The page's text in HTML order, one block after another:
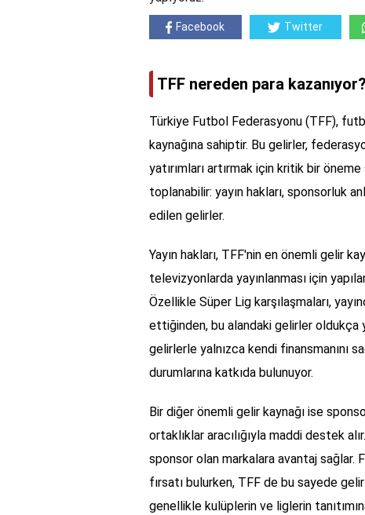
Facebook Twitter
TFF nereden para kazanıyor?
Türkiye Futbol Federasyonu (TFF),
kaynağına sahiptir. Bu gelirler,
yatırımları artırmak için kritik bir
toplanabilir: yayın hakları, sponsorluk
edilen gelirler.
Yayın hakları, TFF'nin en önemli gelir
televizyonlarda yayınlanması için
Özellikle Süper Lig karşılaşmaları,
ettiğinden, bu alandaki gelirler oldukça
gelirlerle yalnızca kendi finansmanını
durumlarına katkıda bulunuyor.
Bir diğer önemli gelir kaynağı ise
ortaklıklar aracılığıyla maddi destek
sponsor olan markalara avantaj sağlar.
fırsatı bulurken, TFF de bu sayede
genellikle kulüplerin ve liglerin